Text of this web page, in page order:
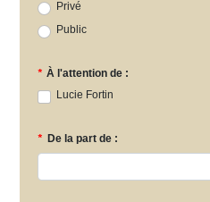
Privé
Public
* À l'attention de :
Lucie Fortin
* De la part de :